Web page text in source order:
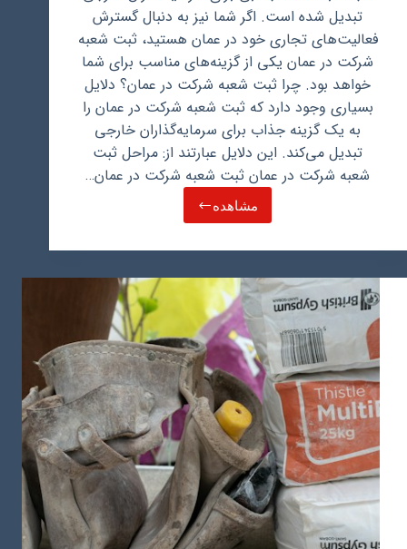
تبدیل شده است. اگر شما نیز به دنبال گسترش
فعالیت‌های تجاری خود در عمان هستید، ثبت شعبه
شرکت در عمان یکی از گزینه‌های مناسب برای شما
خواهد بود. چرا ثبت شعبه شرکت در عمان؟ دلایل
بسیاری وجود دارد که ثبت شعبه شرکت در عمان را
به یک گزینه جذاب برای سرمایه‌گذاران خارجی
تبدیل می‌کند. این دلایل عبارتند از: مراحل ثبت
شعبه شرکت در عمان ثبت شعبه شرکت در عمان…
مشاهده
ثبت
شرکت
عمان
و
راهنمای
گسترش
کسب
و
کار